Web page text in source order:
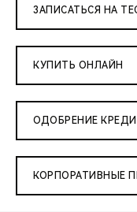
ЗАПИСАТЬСЯ НА
КУПИТЬ ОНЛАЙН
ОДОБРЕНИЕ
КОРПОРАТИВНЫЕ